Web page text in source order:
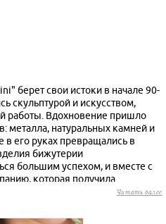
берет свои истоки в начале 90-
скульптурой и искусством,
работы. Вдохновение пришло
металла, натуральных камней и
в его руках превращались в
бижутерии
большим успехом, и вместе с
которая получила
начала экспортироваться
поиске простых форм,
Читать далее